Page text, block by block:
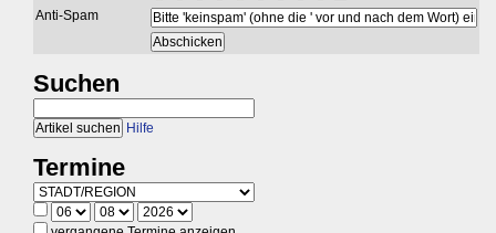
Anti-Spam
Suchen
Hilfe
Termine